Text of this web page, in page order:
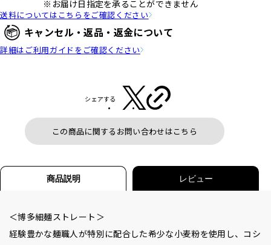
※お届け日指定を承ることができません
送料についてはこちらをご確認ください
キャンセル・返品・返金について
詳細はご利用ガイドをご確認ください
シェアする
この商品に関するお問い合わせはこちら
商品説明 レビュー
＜博多細麺ストレート＞
経験豊かな麺職人が特別に配合した希少な小麦粉を使用し、コシ